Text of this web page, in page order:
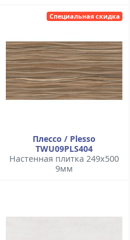
Специальная скидка
Плессо / Plesso
TWU09PLS404
Настенная плитка 249x500
9мм